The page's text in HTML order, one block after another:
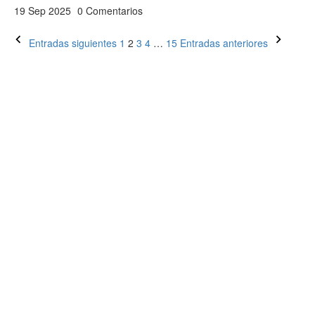
19 Sep 2025 0 Comentarios
Paginación
Entradas siguientes 1 2 3 4 … 15 Entradas anteriores